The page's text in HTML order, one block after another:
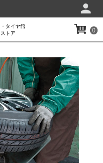
・タイヤ館
トア
0